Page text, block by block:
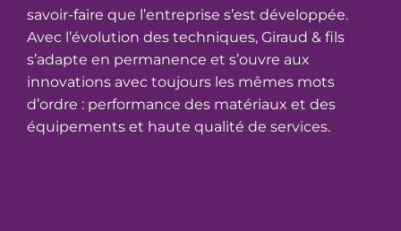
savoir-faire que l’entreprise s’est développée.
Avec l’évolution des techniques, Giraud & fils
s’adapte en permanence et s’ouvre aux
innovations avec toujours les mêmes mots
d’ordre : performance des matériaux et des
équipements et haute qualité de services.